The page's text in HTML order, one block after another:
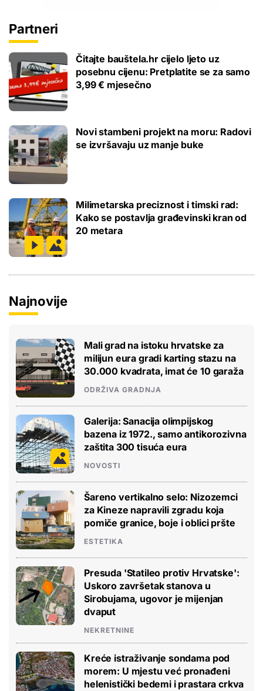
Partneri
Čitajte bauštela.hr cijelo ljeto uz
posebnu cijenu: Pretplatite se za samo
3,99 € mjesečno
Novi stambeni projekt na moru: Radovi
se izvršavaju uz manje buke
Milimetarska preciznost i timski rad:
Kako se postavlja građevinski kran od
20 metara
Najnovije
Mali grad na istoku hrvatske za
milijun eura gradi karting stazu na
30.000 kvadrata, imat će 10 garaža
ODRŽIVA GRADNJA
Galerija: Sanacija olimpijskog
bazena iz 1972., samo antikorozivna
zaštita 300 tisuća eura
NOVOSTI
Šareno vertikalno selo: Nizozemci
za Kineze napravili zgradu koja
pomiče granice, boje i oblici pršte
ESTETIKA
Presuda 'Statileo protiv Hrvatske':
Uskoro završetak stanova u
Sirobujama, ugovor je mijenjan
dvaput
NEKRETNINE
Kreće istraživanje sondama pod
morem: U mjestu već pronađeni
helenistički bedemi i prastara crkva